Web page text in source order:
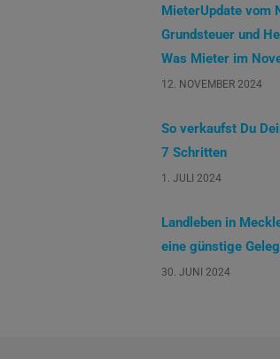
MieterUpdate vom
Grundsteuer und
Was Mieter im
12. NOVEMBER 2024
So verkaufst Du
7 Schritten
1. JULI 2024
Landleben in
eine günstige
30. JUNI 2024